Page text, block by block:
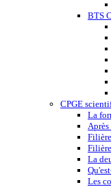
BTS
CPGE
La
Après
La
Les